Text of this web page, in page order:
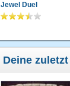
Jewel Duel
Deine